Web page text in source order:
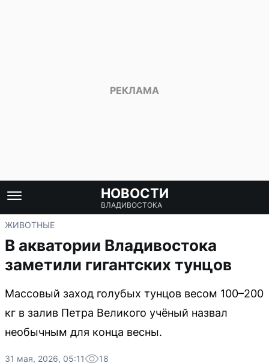
НОВОСТИ
ВЛАДИВОСТОКА
ЖИВОТНЫЕ
В акватории Владивостока
заметили гигантских тунцов
Массовый заход голубых тунцов весом 100–200
кг в залив Петра Великого учёный назвал
необычным для конца весны.
31 мая, 2026, 05:11 18